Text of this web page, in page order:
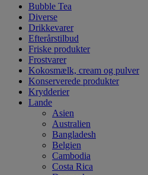
Bubble Tea
Diverse
Drikkevarer
Efterårstilbud
Friske produkter
Frostvarer
Kokosmælk, cream og pulver
Konserverede produkter
Krydderier
Lande
Asien
Australien
Bangladesh
Belgien
Cambodia
Costa Rica